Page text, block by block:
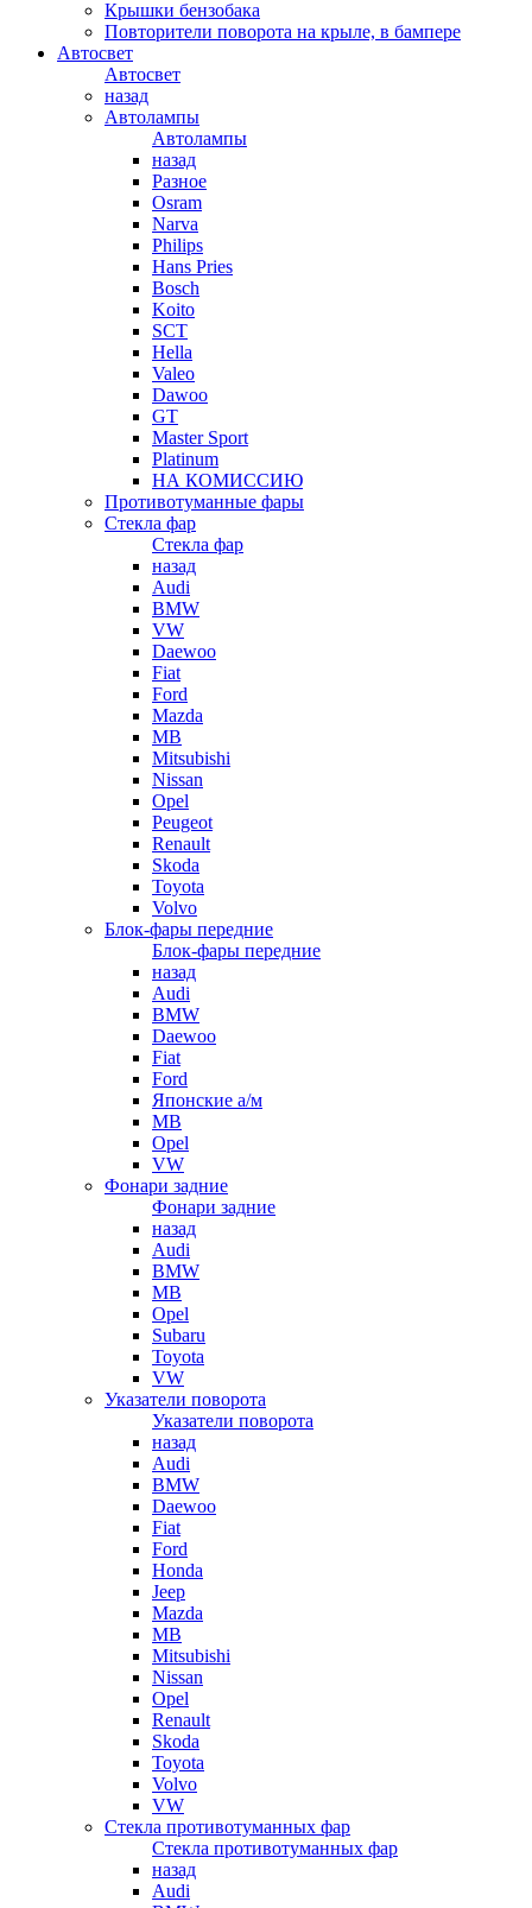
Крышки бензобака
Повторители поворота на крыле, в бампере
Автосвет
Автосвет
назад
Автолампы
Автолампы
назад
Разное
Osram
Narva
Philips
Hans Pries
Bosch
Koito
SCT
Hella
Valeo
Dawoo
GT
Master Sport
Platinum
НА КОМИССИЮ
Противотуманные фары
Стекла фар
Стекла фар
назад
Audi
BMW
VW
Daewoo
Fiat
Ford
Mazda
MB
Mitsubishi
Nissan
Opel
Peugeot
Renault
Skoda
Toyota
Volvo
Блок-фары передние
Блок-фары передние
назад
Audi
BMW
Daewoo
Fiat
Ford
Японские а/м
MB
Opel
VW
Фонари задние
Фонари задние
назад
Audi
BMW
MB
Opel
Subaru
Toyota
VW
Указатели поворота
Указатели поворота
назад
Audi
BMW
Daewoo
Fiat
Ford
Honda
Jeep
Mazda
MB
Mitsubishi
Nissan
Opel
Renault
Skoda
Toyota
Volvo
VW
Стекла противотуманных фар
Стекла противотуманных фар
назад
Audi